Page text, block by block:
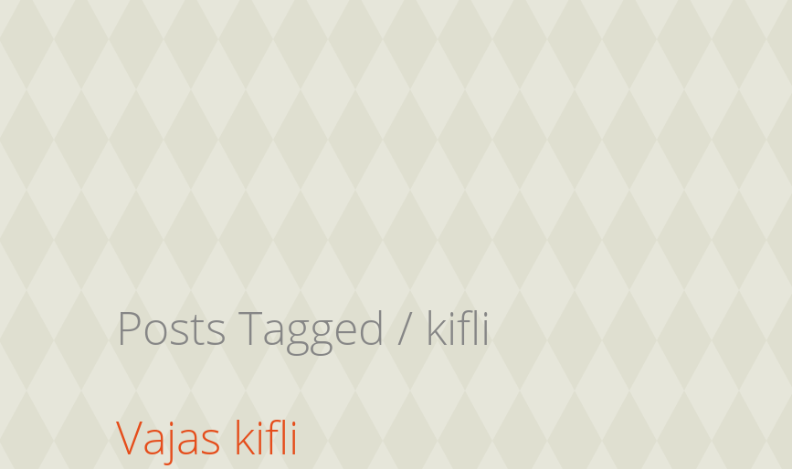
Posts Tagged / kifli
Vajas kifli